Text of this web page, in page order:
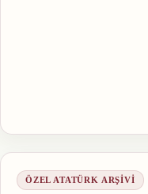
ÖZEL ATATÜRK ARŞIVI